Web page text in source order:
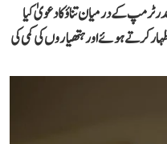
ٹرمپ کے درمیان تناؤ کا دعویٰ کیا
کرتے ہوئے اور ہتھیاروں کی کمی کی